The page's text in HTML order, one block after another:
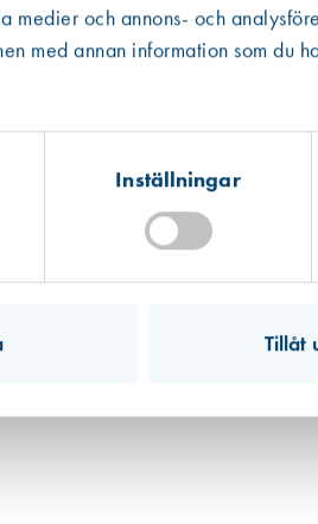
medier och annons- och
med annan information som du
Inställningar
Tillåt
som möjligt efter att varan/varorna
Detta gäller om du ångrar ditt köp.
att täcka våra frakt- och
för dig, eller om du före köpet